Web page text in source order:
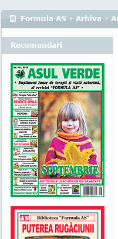
Formula AS › Arhiva ›
Recomandari